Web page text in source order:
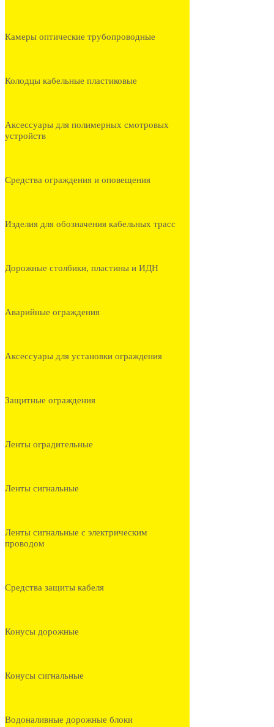
Камеры оптические трубопроводные
Колодцы кабельные пластиковые
Аксессуары для полимерных смотровых
устройств
Средства ограждения и оповещения
Изделия для обозначения кабельных трасс
Дорожные столбики, пластины и ИДН
Аварийные ограждения
Аксессуары для установки ограждения
Защитные ограждения
Ленты оградительные
Ленты сигнальные
Ленты сигнальные с электрическим
проводом
Средства защиты кабеля
Конусы дорожные
Конусы сигнальные
Водоналивные дорожные блоки